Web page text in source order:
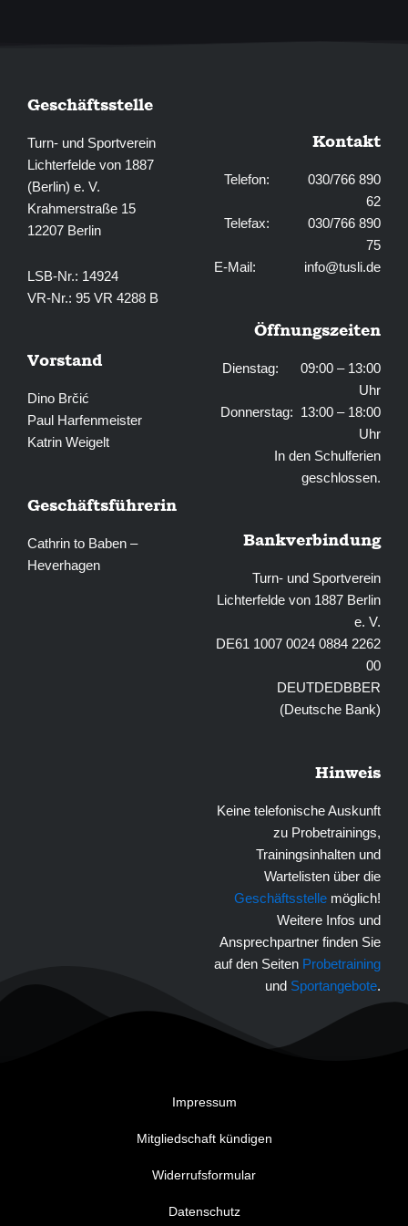
Geschäftsstelle
Turn- und Sportverein
Lichterfelde von 1887
(Berlin) e. V.
Krahmerstraße 15
12207 Berlin
LSB-Nr.: 14924
VR-Nr.: 95 VR 4288 B
Vorstand
Dino Brčić
Paul Harfenmeister
Katrin Weigelt
Geschäftsführerin
Cathrin to Baben –
Heverhagen
Kontakt
Telefon: 030/766 890
62
Telefax: 030/766 890
75
E-Mail: info@tusli.de
Öffnungszeiten
Dienstag: 09:00 – 13:00
Uhr
Donnerstag: 13:00 – 18:00
Uhr
In den Schulferien
geschlossen.
Bankverbindung
Turn- und Sportverein
Lichterfelde von 1887 Berlin
e. V.
DE61 1007 0024 0884 2262
00
DEUTDEDBBER
(Deutsche Bank)
Hinweis
Keine telefonische Auskunft
zu Probetrainings,
Trainingsinhalten und
Wartelisten über die
Geschäftsstelle möglich!
Weitere Infos und
Ansprechpartner finden Sie
auf den Seiten Probetraining
und Sportangebote.
Impressum
Mitgliedschaft kündigen
Widerrufsformular
Datenschutz